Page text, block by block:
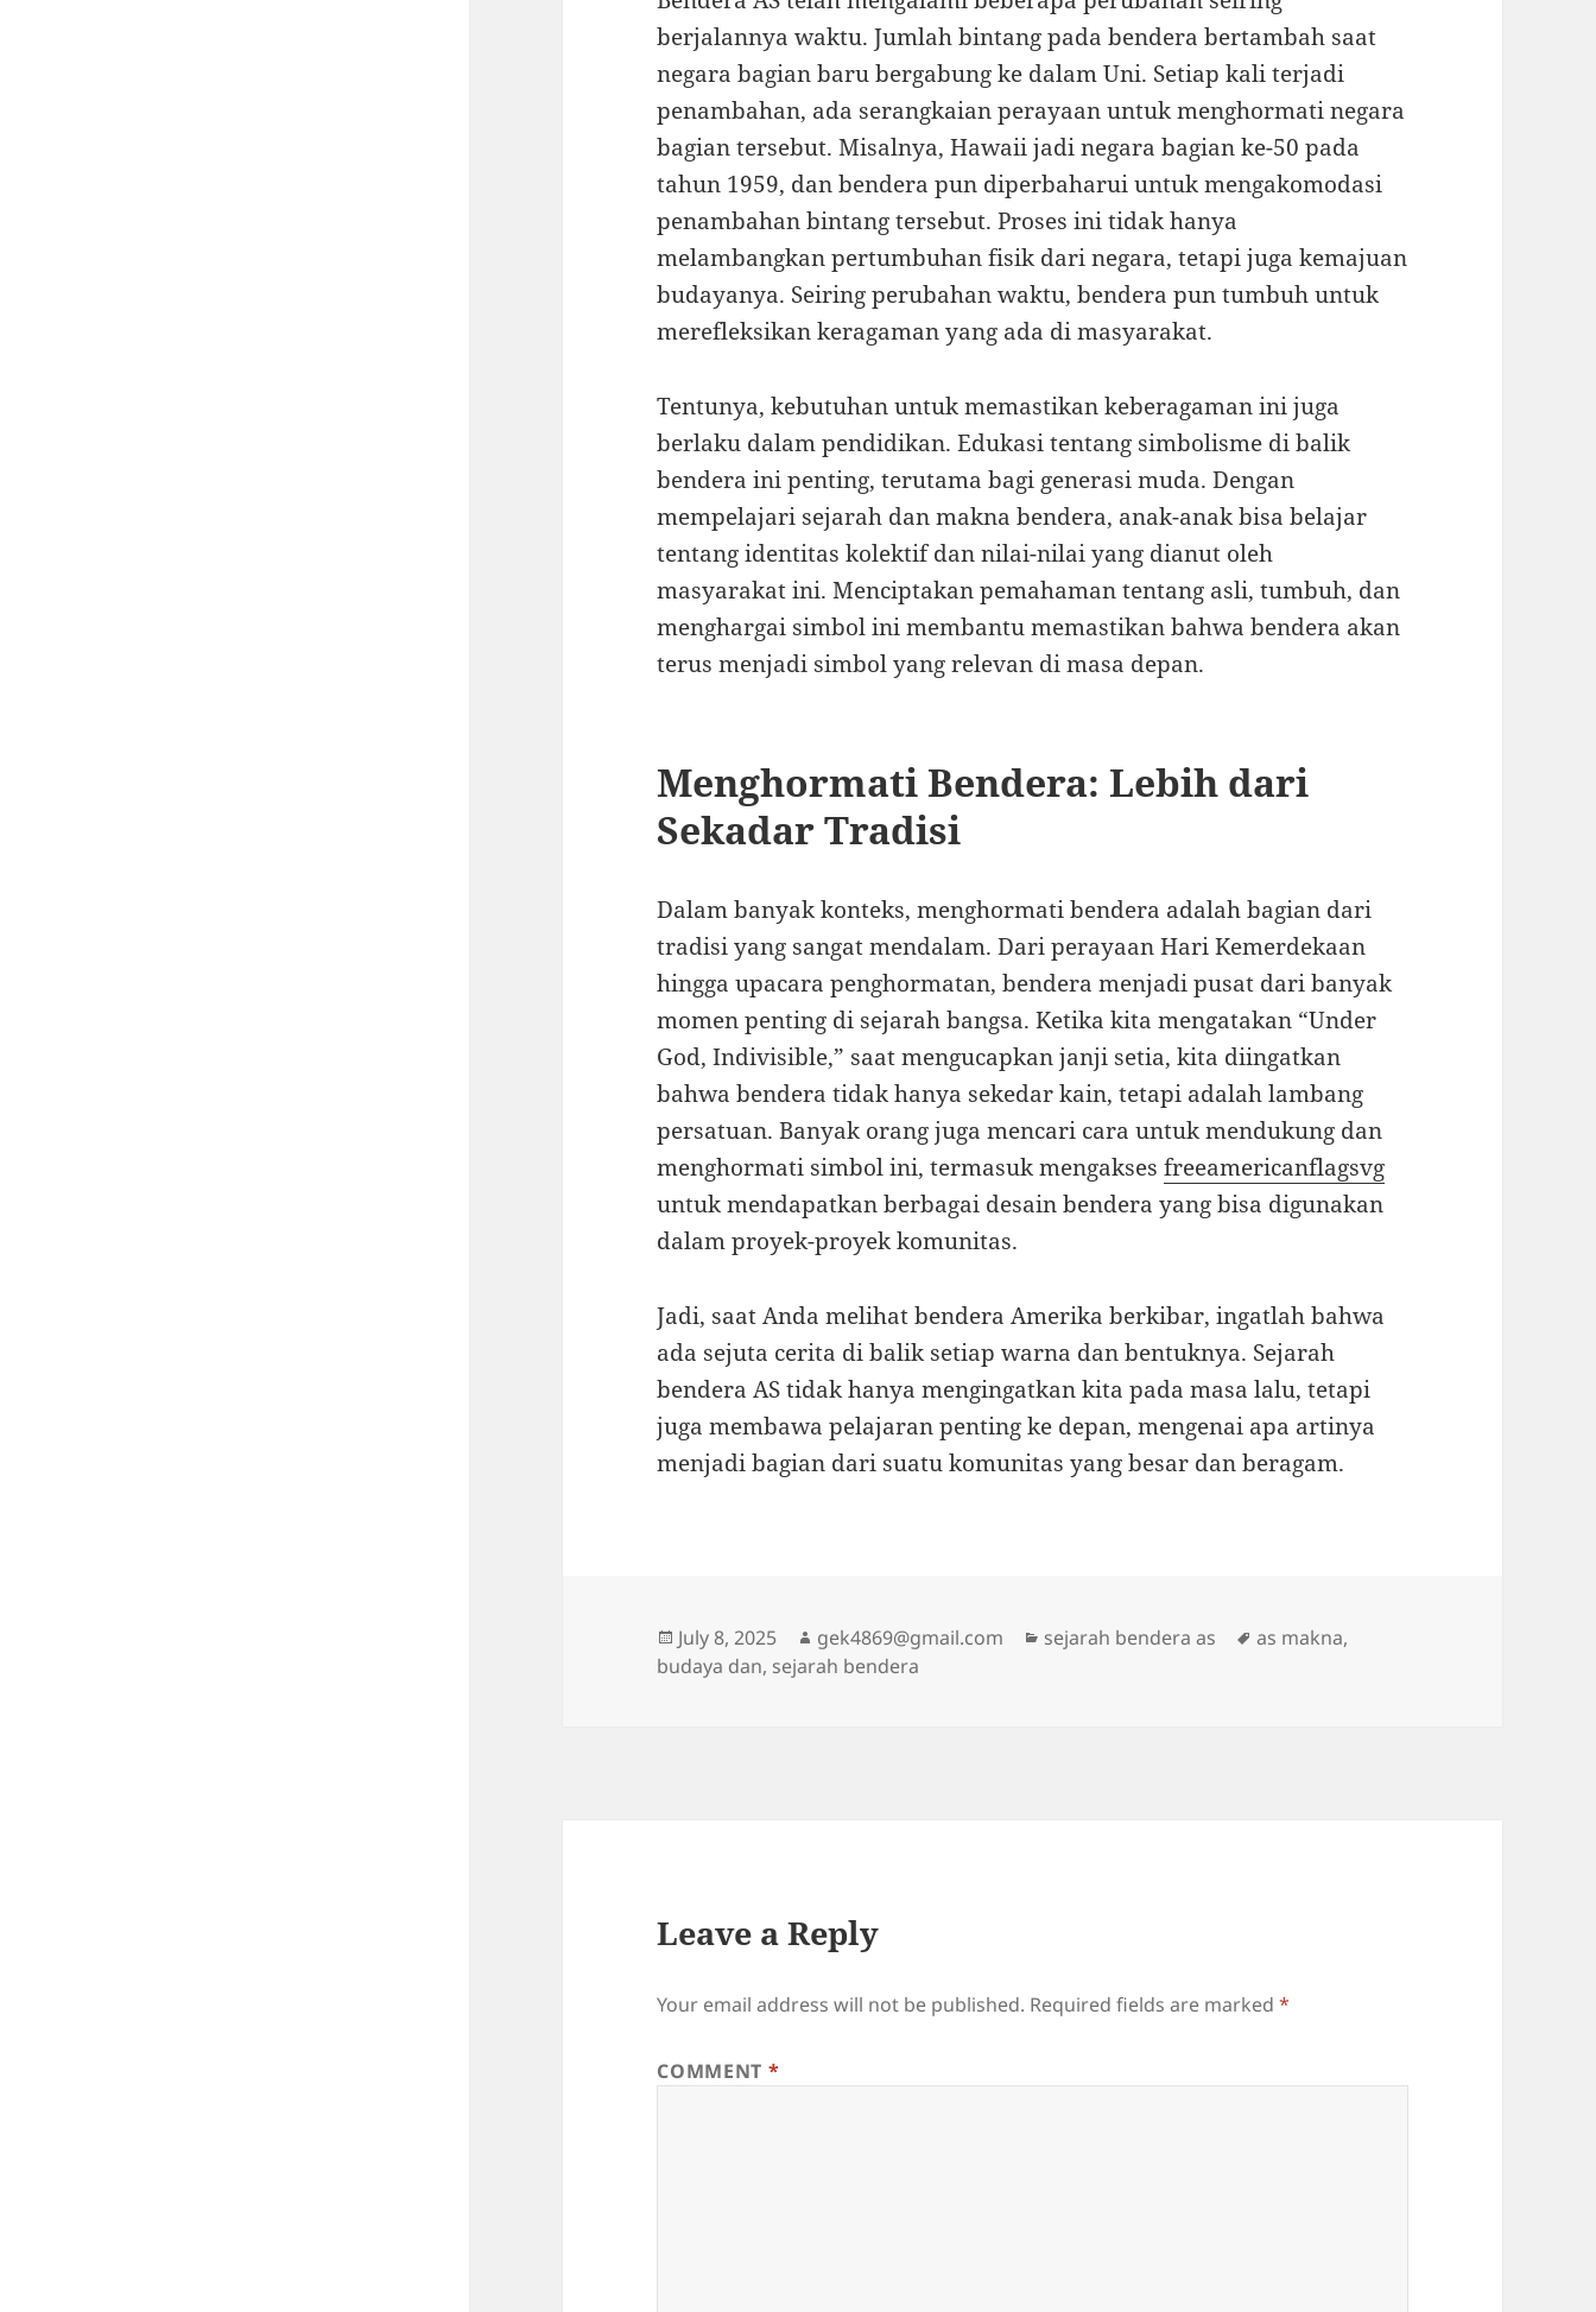
berjalannya waktu. Jumlah bintang pada bendera bertambah saat
negara bagian baru bergabung ke dalam Uni. Setiap kali terjadi
penambahan, ada serangkaian perayaan untuk menghormati negara
bagian tersebut. Misalnya, Hawaii jadi negara bagian ke-50 pada
tahun 1959, dan bendera pun diperbaharui untuk mengakomodasi
penambahan bintang tersebut. Proses ini tidak hanya
melambangkan pertumbuhan fisik dari negara, tetapi juga kemajuan
budayanya. Seiring perubahan waktu, bendera pun tumbuh untuk
merefleksikan keragaman yang ada di masyarakat.
Tentunya, kebutuhan untuk memastikan keberagaman ini juga
berlaku dalam pendidikan. Edukasi tentang simbolisme di balik
bendera ini penting, terutama bagi generasi muda. Dengan
mempelajari sejarah dan makna bendera, anak-anak bisa belajar
tentang identitas kolektif dan nilai-nilai yang dianut oleh
masyarakat ini. Menciptakan pemahaman tentang asli, tumbuh, dan
menghargai simbol ini membantu memastikan bahwa bendera akan
terus menjadi simbol yang relevan di masa depan.
Menghormati Bendera: Lebih dari
Sekadar Tradisi
Dalam banyak konteks, menghormati bendera adalah bagian dari
tradisi yang sangat mendalam. Dari perayaan Hari Kemerdekaan
hingga upacara penghormatan, bendera menjadi pusat dari banyak
momen penting di sejarah bangsa. Ketika kita mengatakan “Under
God, Indivisible,” saat mengucapkan janji setia, kita diingatkan
bahwa bendera tidak hanya sekedar kain, tetapi adalah lambang
persatuan. Banyak orang juga mencari cara untuk mendukung dan
menghormati simbol ini, termasuk mengaksesfreeamericanflagsvg
untuk mendapatkan berbagai desain bendera yang bisa digunakan
dalam proyek-proyek komunitas.
Jadi, saat Anda melihat bendera Amerika berkibar, ingatlah bahwa
ada sejuta cerita di balik setiap warna dan bentuknya. Sejarah
bendera AS tidak hanya mengingatkan kita pada masa lalu, tetapi
juga membawa pelajaran penting ke depan, mengenai apa artinya
menjadi bagian dari suatu komunitas yang besar dan beragam.
Posted
on
July 8, 2025 Author
gek4869@gmail.com Categories
sejarah bendera as Tags
as makna,
budaya dan, sejarah bendera
Leave a Reply
Your email address will not be published. Required fields are marked*
COMMENT *